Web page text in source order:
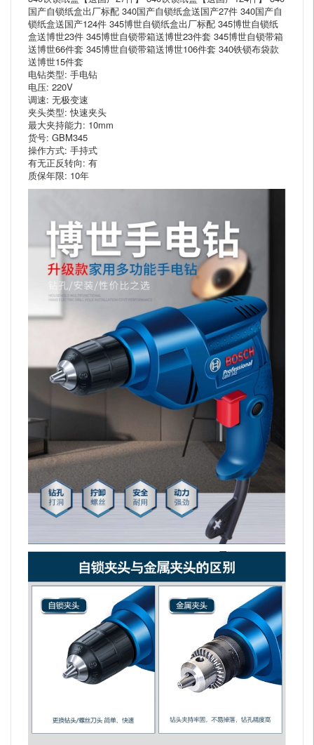
国产自锁纸盒出厂标配 340国产自锁纸盒送国产27件 340国产自
锁纸盒送国产124件 345博世自锁纸盒出厂标配 345博世自锁纸
盒送博世23件 345博世自锁带箱送博世23件套 345博世自锁带箱
送博世66件套 345博世自锁带箱送博世106件套 340铁锁布袋款
送博世15件套
电钻类型: 手电钻
电压: 220V
调速: 无极变速
夹头类型: 快速夹头
最大夹持能力: 10mm
货号: GBM345
操作方式: 手持式
有无正反转向: 有
质保年限: 10年